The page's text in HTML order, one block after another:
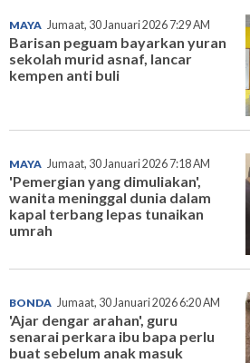
MAYA Jumaat, 30 Januari 2026 7:29 AM
Barisan peguam bayarkan yuran
sekolah murid asnaf, lancar
kempen anti buli
MAYA Jumaat, 30 Januari 2026 7:18 AM
'Pemergian yang dimuliakan',
wanita meninggal dunia dalam
kapal terbang lepas tunaikan
umrah
BONDA Jumaat, 30 Januari 2026 6:20 AM
'Ajar dengar arahan', guru
senarai perkara ibu bapa perlu
buat sebelum anak masuk